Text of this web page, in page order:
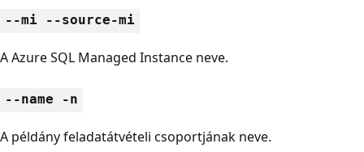
--mi --source-mi
A Azure SQL Managed Instance neve.
--name -n
A példány feladatátvételi csoportjának neve.